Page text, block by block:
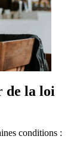
de la loi
conditions :